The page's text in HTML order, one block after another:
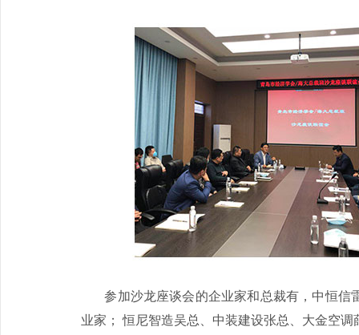
参加沙龙座谈会的企业家和总裁有，中恒信
业家； 恒尼智造吴总、中装建设张总、大金空